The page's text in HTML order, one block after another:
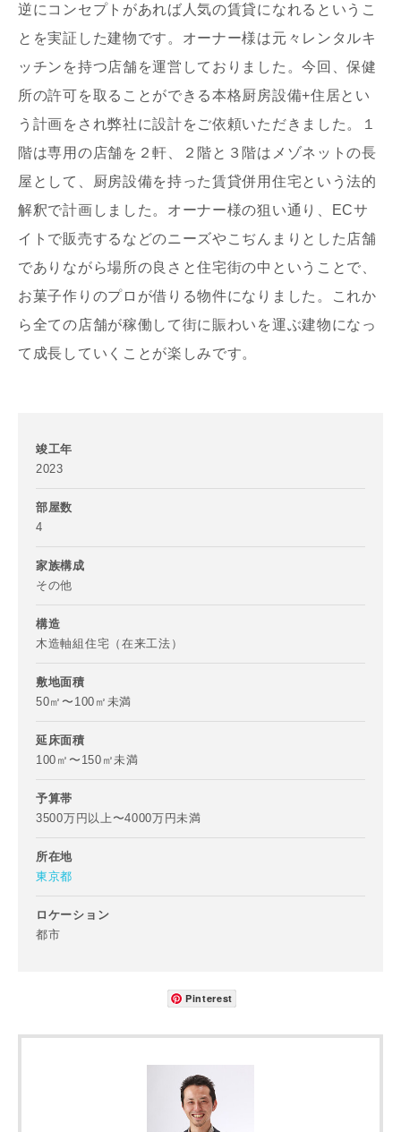
逆にコンセプトがあれば人気の賃貸になれるというこ
とを実証した建物です。オーナー様は元々レンタルキ
ッチンを持つ店舗を運営しておりました。今回、保健
所の許可を取ることができる本格厨房設備+住居とい
う計画をされ弊社に設計をご依頼いただきました。１
階は専用の店舗を２軒、２階と３階はメゾネットの長
屋として、厨房設備を持った賃貸併用住宅という法的
解釈で計画しました。オーナー様の狙い通り、ECサ
イトで販売するなどのニーズやこぢんまりとした店舗
でありながら場所の良さと住宅街の中ということで、
お菓子作りのプロが借りる物件になりました。これか
ら全ての店舗が稼働して街に賑わいを運ぶ建物になっ
て成長していくことが楽しみです。
竣工年
2023
部屋数
4
家族構成
その他
構造
木造軸組住宅（在来工法）
敷地面積
50㎡〜100㎡未満
延床面積
100㎡〜150㎡未満
予算帯
3500万円以上〜4000万円未満
所在地
東京都
ロケーション
都市
Pinterest
ご住所
郵便番号
都道府県